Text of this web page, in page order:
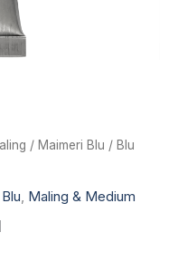
/ Maimeri Blu / Blu
, Maling & Medium